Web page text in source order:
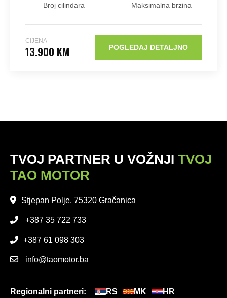
Broj cilindara Maksimalna brzina
CIJENA
13.900 KM POGLEDAJ DETALJNO
TVOJ PARTNER U VOŽNJI TVOJ
TAO MOTOR
Stjepan Polje, 75320 Gračanica
+387 35 722 733
+387 61 098 303
info@taomotor.ba
Regionalni partneri: RS MK HR